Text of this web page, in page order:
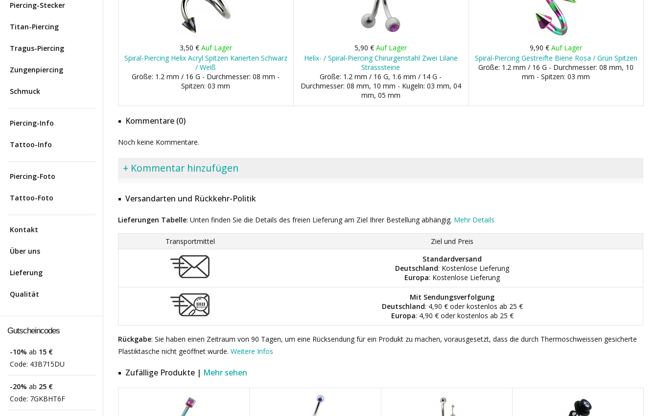
Piercing-Stecker
Titan-Piercing
Tragus-Piercing
Zungenpiercing
Schmuck
Piercing-Info
Tattoo-Info
Piercing-Foto
Tattoo-Foto
Kontakt
Über uns
Lieferung
Qualität
Gutscheincodes
-10% ab 15 €
Code: 43B715DU
-20% ab 25 €
Code: 7GKBHT6F
3,50 € Auf Lager
Spiral-Piercing Helix Acryl Spitzen Karierten Schwarz
/ Weiß
Größe: 1.2 mm / 16 G - Durchmesser: 08 mm -
Spitzen: 03 mm
5,90 €Auf Lager
Helix- / Spiral-Piercing Chirurgenstahl Zwei Lilane
Strasssteine
Größe: 1.2 mm / 16 G, 1.6 mm / 14 G -
Durchmesser: 08 mm, 10 mm - Kugeln: 03 mm, 04
mm, 05 mm
9,90 €Auf Lager
Spiral-Piercing Gestreifte Biene Rosa / Grün Spitzen
Größe: 1.2 mm / 16 G - Durchmesser: 08 mm, 10
mm - Spitzen: 03 mm
Kommentare (0)
Noch keine Kommentare.
+ Kommentar hinzufügen
Versandarten und Rückkehr-Politik
Lieferungen Tabelle: Unten finden Sie die Details des freien Lieferung am Ziel Ihrer Bestellung abhängig. Mehr Details
Transportmittel
Ziel und Preis
Standardversand
Deutschland: Kostenlose Lieferung
Europa: Kostenlose Lieferung
Mit Sendungsverfolgung
Deutschland: 4,90 € oder kostenlos ab 25 €
Europa: 4,90 € oder kostenlos ab 25 €
Rückgabe: Sie haben einen Zeitraum von 90 Tagen, um eine Rücksendung für ein Produkt zu machen, vorausgesetzt, dass die durch Thermoschweissen gesicherte
Plastiktasche nicht geöffnet wurde. Weitere Infos
Zufällige Produkte | Mehr sehen